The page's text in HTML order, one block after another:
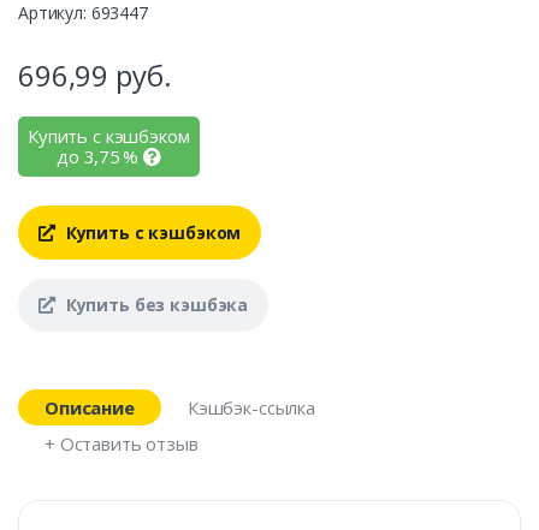
Артикул: 693447
696,99 руб.
Купить с кэшбэком
до 3,75%
Купить с кэшбэком
Купить без кэшбэка
Описание
Кэшбэк-ссылка
+ Оставить отзыв